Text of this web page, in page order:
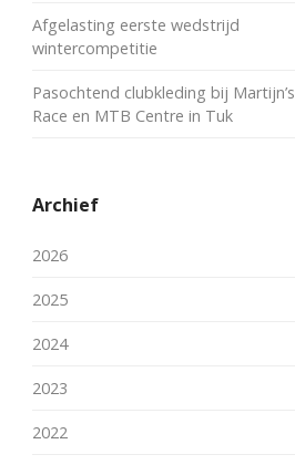
Afgelasting eerste wedstrijd
wintercompetitie
Pasochtend clubkleding bij Martijn’s
Race en MTB Centre in Tuk
Archief
2026
2025
2024
2023
2022